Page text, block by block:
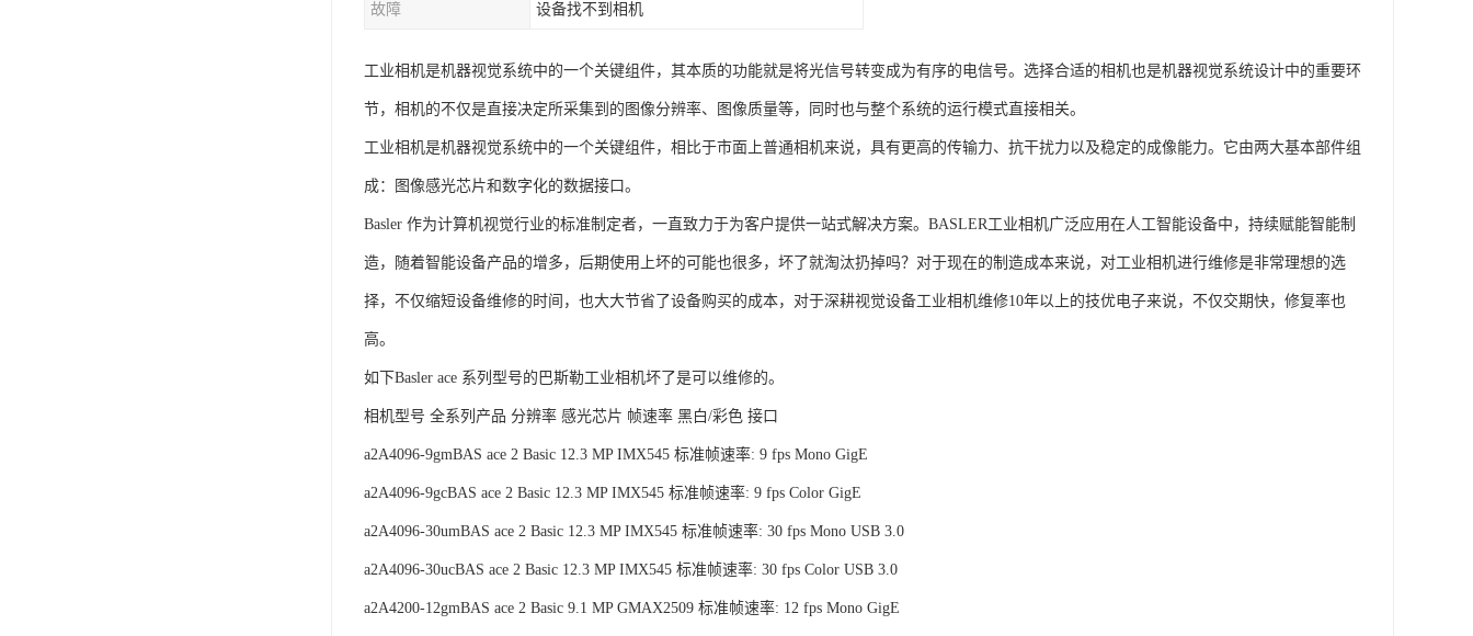
故障 设备找不到相机
工业相机是机器视觉系统中的一个关键组件，其本质的功能就是将光信号转变成为有序的电信号。选择合适的相机也是机器视觉系统设计中的重要环
节，相机的不仅是直接决定所采集到的图像分辨率、图像质量等，同时也与整个系统的运行模式直接相关。
工业相机是机器视觉系统中的一个关键组件，相比于市面上普通相机来说，具有更高的传输力、抗干扰力以及稳定的成像能力。它由两大基本部件组
成：图像感光芯片和数字化的数据接口。
Basler 作为计算机视觉行业的标准制定者，一直致力于为客户提供一站式解决方案。BASLER工业相机广泛应用在人工智能设备中，持续赋能智能制
造，随着智能设备产品的增多，后期使用上坏的可能也很多，坏了就淘汰扔掉吗？对于现在的制造成本来说，对工业相机进行维修是非常理想的选
择，不仅缩短设备维修的时间，也大大节省了设备购买的成本，对于深耕视觉设备工业相机维修10年以上的技优电子来说，不仅交期快，修复率也
高。
如下Basler ace 系列型号的巴斯勒工业相机坏了是可以维修的。
相机型号 全系列产品 分辨率 感光芯片 帧速率 黑白/彩色 接口
a2A4096-9gmBAS ace 2 Basic 12.3 MP IMX545 标准帧速率: 9 fps Mono GigE
a2A4096-9gcBAS ace 2 Basic 12.3 MP IMX545 标准帧速率: 9 fps Color GigE
a2A4096-30umBAS ace 2 Basic 12.3 MP IMX545 标准帧速率: 30 fps Mono USB 3.0
a2A4096-30ucBAS ace 2 Basic 12.3 MP IMX545 标准帧速率: 30 fps Color USB 3.0
a2A4200-12gmBAS ace 2 Basic 9.1 MP GMAX2509 标准帧速率: 12 fps Mono GigE